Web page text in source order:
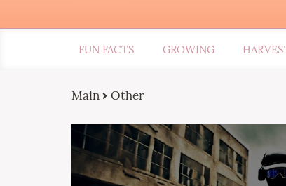
FUN FACTS GROWING
Main Other